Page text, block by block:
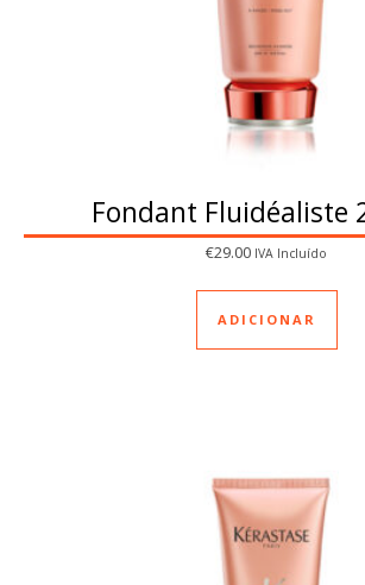
Fondant Fluidéaliste
€29.00 IVA Incluído
ADICIONAR